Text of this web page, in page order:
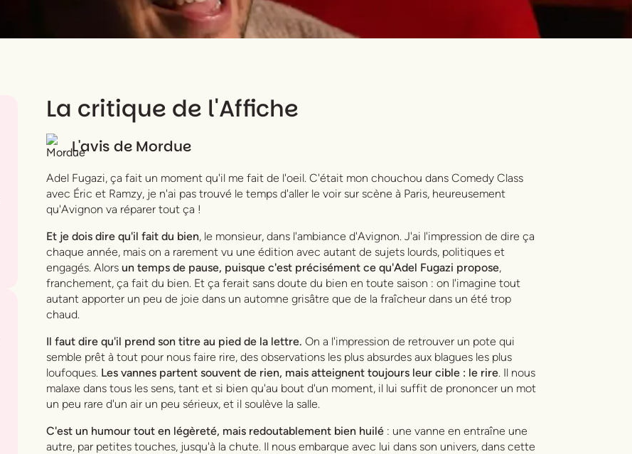
La critique de l'Affiche
L'avis de Mordue
Adel Fugazi, ça fait un moment qu'il me fait de l'oeil. C'était mon chouchou dans Comedy Class
avec Éric et Ramzy, je n'ai pas trouvé le temps d'aller le voir sur scène à Paris, heureusement
qu'Avignon va réparer tout ça !
Et je dois dire qu'il fait du bien, le monsieur, dans l'ambiance d'Avignon. J'ai l'impression de dire ça
chaque année, mais on a rarement vu une édition avec autant de sujets lourds, politiques et
engagés. Alors un temps de pause, puisque c'est précisément ce qu'Adel Fugazi propose,
franchement, ça fait du bien. Et ça ferait sans doute du bien en toute saison : on l'imagine tout
autant apporter un peu de joie dans un automne grisâtre que de la fraîcheur dans un été trop
chaud.
Il faut dire qu'il prend son titre au pied de la lettre. On a l'impression de retrouver un pote qui
semble prêt à tout pour nous faire rire, des observations les plus absurdes aux blagues les plus
loufoques. Les vannes partent souvent de rien, mais atteignent toujours leur cible : le rire. Il nous
malaxe dans tous les sens, tant et si bien qu'au bout d'un moment, il lui suffit de prononcer un mot
un peu rare d'un air un peu sérieux, et il soulève la salle.
C'est un humour tout en légèreté, mais redoutablement bien huilé : une vanne en entraîne une
autre, par petites touches, jusqu'à la chute. Il nous embarque avec lui dans son univers, dans cette